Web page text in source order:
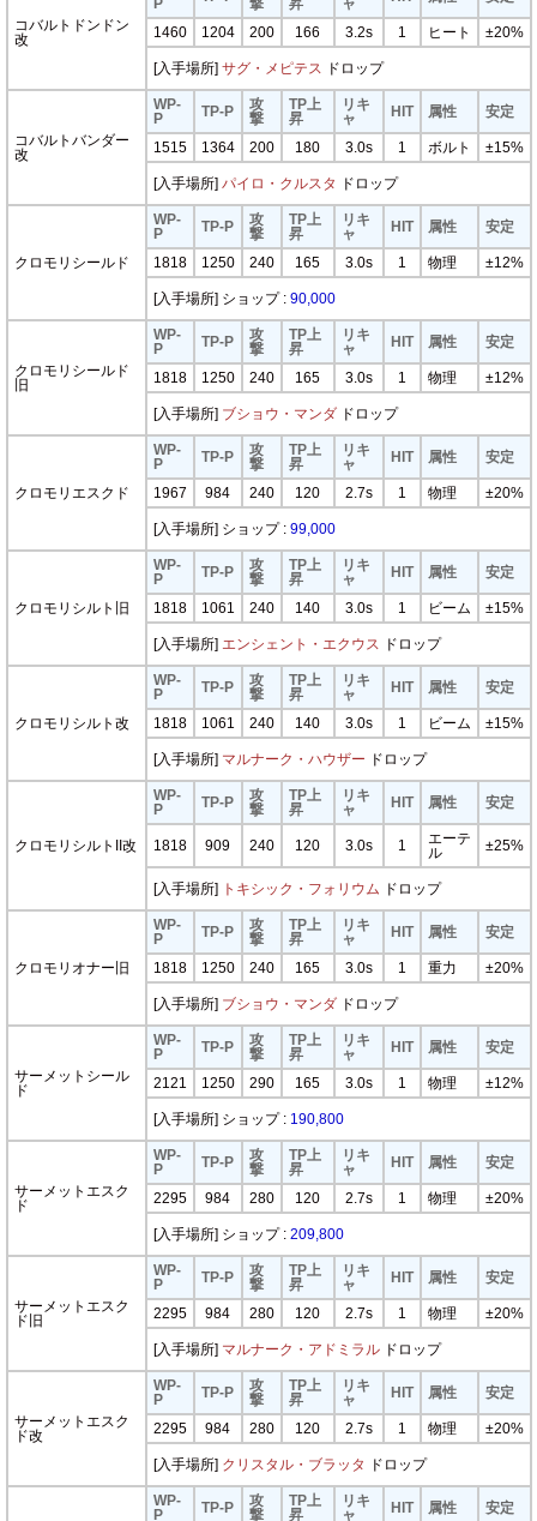
コバルトドンドン
改
P 撃 昇 ャ
1460 1204 200 166 3.2s 1 ヒート ±20%
[入手場所] サグ・メピテス ドロップ
コバルトバンダー
改
WP-
P
TP-P
攻
撃
TP上
昇
リキ
ャ
HIT 属性 安定
1515 1364 200 180 3.0s 1 ボルト ±15%
[入手場所] パイロ・クルスタ ドロップ
クロモリシールド
WP-
P
TP-P
攻
撃
TP上
昇
リキ
ャ
HIT 属性 安定
1818 1250 240 165 3.0s 1 物理 ±12%
[入手場所] ショップ : 90,000
クロモリシールド
旧
WP-
P
TP-P
攻
撃
TP上
昇
リキ
ャ
HIT 属性 安定
1818 1250 240 165 3.0s 1 物理 ±12%
[入手場所] ブショウ・マンダドロップ
クロモリエスクド
WP-
P
TP-P
攻
撃
TP上
昇
リキ
ャ
HIT 属性 安定
1967 984 240 120 2.7s 1 物理 ±20%
[入手場所] ショップ : 99,000
クロモリシルト旧
WP-
P
TP-P
攻
撃
TP上
昇
リキ
ャ
HIT 属性 安定
1818 1061 240 140 3.0s 1 ビーム ±15%
[入手場所] エンシェント・エクウス ドロップ
クロモリシルト改
WP-
P
TP-P
攻
撃
TP上
昇
リキ
ャ
HIT 属性 安定
1818 1061 240 140 3.0s 1 ビーム ±15%
[入手場所] マルナーク・ハウザー ドロップ
クロモリシルトII改
WP-
P
TP-P
攻
撃
TP上
昇
リキ
ャ
HIT 属性 安定
1818 909 240 120 3.0s 1
エーテ
ル
±25%
[入手場所] トキシック・フォリウム ドロップ
クロモリオナー旧
WP-
P
TP-P
攻
撃
TP上
昇
リキ
ャ
HIT 属性 安定
1818 1250 240 165 3.0s 1 重力 ±20%
[入手場所] ブショウ・マンダドロップ
サーメットシール
ド
WP-
P
TP-P
攻
撃
TP上
昇
リキ
ャ
HIT 属性 安定
2121 1250 290 165 3.0s 1 物理 ±12%
[入手場所] ショップ : 190,800
サーメットエスク
ド
WP-
P
TP-P
攻
撃
TP上
昇
リキ
ャ
HIT 属性 安定
2295 984 280 120 2.7s 1 物理 ±20%
[入手場所] ショップ : 209,800
サーメットエスク
ド旧
WP-
P
TP-P
攻
撃
TP上
昇
リキ
ャ
HIT 属性 安定
2295 984 280 120 2.7s 1 物理 ±20%
[入手場所] マルナーク・アドミラルドロップ
サーメットエスク
ド改
WP-
P
TP-P
攻
撃
TP上
昇
リキ
ャ
HIT 属性 安定
2295 984 280 120 2.7s 1 物理 ±20%
[入手場所] クリスタル・ブラッタ ドロップ
WP-
P
TP-P
攻
撃
TP上
昇
リキ
ャ
HIT 属性 安定